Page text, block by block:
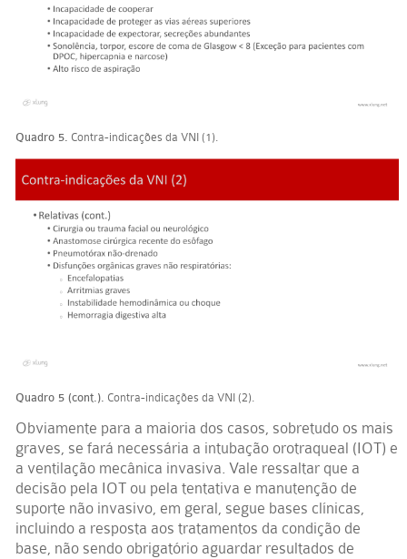
Quadro 5. Contra-indicações da VNI (1).
Quadro 5 (cont.). Contra-indicações da VNI (2).
Obviamente para a maioria dos casos, sobretudo os mais
graves, se fará necessária a intubação orotraqueal (IOT) e
a ventilação mecânica invasiva. Vale ressaltar que a
decisão pela IOT ou pela tentativa e manutenção de
suporte não invasivo, em geral, segue bases clínicas,
incluindo a resposta aos tratamentos da condição de
base, não sendo obrigatório aguardar resultados de